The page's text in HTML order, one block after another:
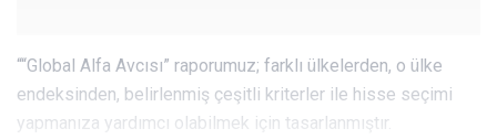
““Global Alfa Avcısı” raporumuz; farklı ülkelerden, o ülke
endeksinden, belirlenmiş çeşitli kriterler ile hisse seçimi
yapmanıza yardımcı olabilmek için tasarlanmıştır.